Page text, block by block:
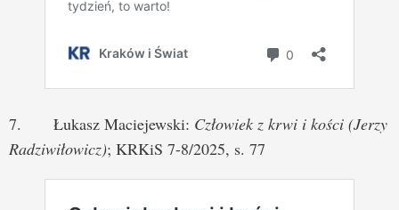
7. Łukasz Maciejewski: Człowiek z krwi i kości (Jerzy
Radziwiłowicz); KRKiS 7-8/2025, s. 77